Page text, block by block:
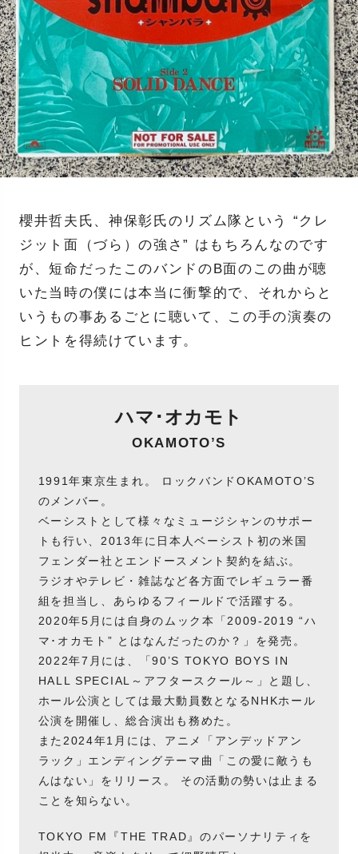
櫻井哲夫氏、神保彰氏のリズム隊という “クレ
ジット面（づら）の強さ” はもちろんなのです
が、短命だったこのバンドのB面のこの曲が聴
いた当時の僕には本当に衝撃的で、それからと
いうもの事あるごとに聴いて、この手の演奏の
ヒントを得続けています。
ハマ･オカモト
OKAMOTO’S
1991年東京生まれ。 ロックバンドOKAMOTO’S
のメンバー。
ベーシストとして様々なミュージシャンのサポー
トも行い、2013年に日本人ベーシスト初の米国
フェンダー社とエンドースメント契約を結ぶ。
ラジオやテレビ・雑誌など各方面でレギュラー番
組を担当し、あらゆるフィールドで活躍する。
2020年5月には自身のムック本「2009-2019 “ハ
マ･オカモト” とはなんだったのか？」を発売。
2022年7月には、「90’S TOKYO BOYS IN
HALL SPECIAL～アフタースクール～」と題し、
ホール公演としては最大動員数となるNHKホール
公演を開催し、総合演出も務めた。
また2024年1月には、アニメ「アンデッドアン
ラック」エンディングテーマ曲「この愛に敵うも
んはない」をリリース。 その活動の勢いは止まる
ことを知らない。
TOKYO FM『THE TRAD』のパーソナリティを